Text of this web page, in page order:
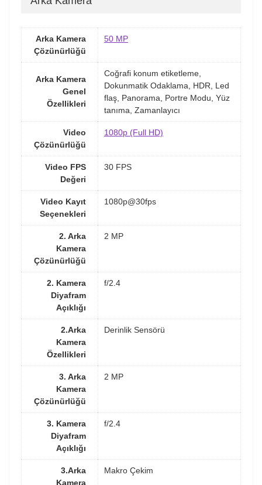
Arka Kamera
Çözünürlüğü
50 MP
Arka Kamera
Genel
Özellikleri
Coğrafi konum etiketleme,
Dokunmatik Odaklama, HDR, Led
flaş, Panorama, Portre Modu, Yüz
tanıma, Zamanlayıcı
Video
Çözünürlüğü
1080p (Full HD)
Video FPS
Değeri
30 FPS
Video Kayıt
Seçenekleri
1080p@30fps
2. Arka
Kamera
Çözünürlüğü
2 MP
2. Kamera
Diyafram
Açıklığı
f/2.4
2.Arka
Kamera
Özellikleri
Derinlik Sensörü
3. Arka
Kamera
Çözünürlüğü
2 MP
3. Kamera
Diyafram
Açıklığı
f/2.4
3.Arka
Kamera
Makro Çekim